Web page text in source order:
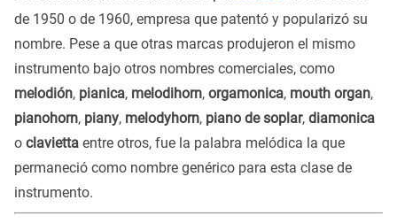
de 1950 o de 1960, empresa que patentó y popularizó su
nombre. Pese a que otras marcas produjeron el mismo
instrumento bajo otros nombres comerciales, como
melodión, pianica, melodihorn, orgamonica, mouth organ,
pianohorn, piany, melodyhorn, piano de soplar, diamonica
o clavietta entre otros, fue la palabra melódica la que
permaneció como nombre genérico para esta clase de
instrumento.